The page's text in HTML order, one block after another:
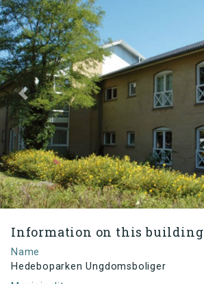
Previous
Information on this building
Name
Hedeboparken Ungdomsboliger